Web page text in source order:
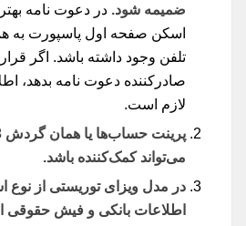
ضمیمه شود. در دعوت نامه
اسکن صفحه اول پاسپورت به
تلفن وجود داشته باشد. اگر
صادرکننده دعوت نامه بدهد،
لازم است.
پرینت حساب‌ها یا همان گردش
می‌تواند کمک‌کننده باشد.
در مدل ویزای توریستی از نوع
اطلاعات بانکی و فیش حقوقی